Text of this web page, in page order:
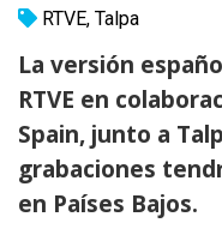
RTVE, Talpa
La versión
RTVE en
Spain, junto a
grabaciones
en Países Bajos.